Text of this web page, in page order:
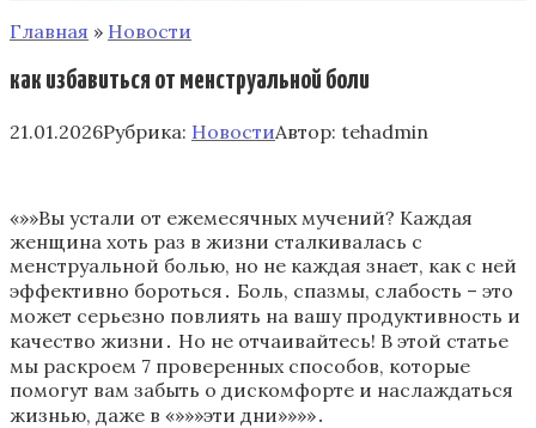
Главная » Новости
как избавиться от менструальной боли
21.01.2026Рубрика: НовостиАвтор: tehadmin
«»»Вы устали от ежемесячных мучений? Каждая
женщина хоть раз в жизни сталкивалась с
менструальной болью, но не каждая знает, как с ней
эффективно бороться․ Боль, спазмы, слабость – это
может серьезно повлиять на вашу продуктивность и
качество жизни․ Но не отчаивайтесь! В этой статье
мы раскроем 7 проверенных способов, которые
помогут вам забыть о дискомфорте и наслаждаться
жизнью, даже в «»»»эти дни»»»»․